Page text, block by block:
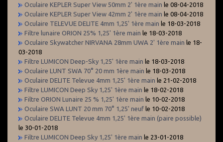
Oculaire KEPLER Super View 50mm 2' 1ère main le 08-04-2018
Oculaire KEPLER Super View 42mm 2' 1ère main le 08-04-2018
Oculaire TELEVUE DELITE 4mm 1,25' 1ère main le 18-03-2018
Filtre lunaire ORION 25% 1,25' 1ère main le 18-03-2018
Oculaire Skywatcher NIRVANA 28mm UWA 2' 1ère main le 18-
03-2018
Filtre LUMICON Deep-Sky 1,25' 1ère main le 18-03-2018
Oculaire LUNT SWA 70° 20 mm 1ère main le 18-03-2018
Oculaire DELITE Televue 4mm 1,25' 1ère main le 21-02-2018
Filtre LUMICON Deep Sky 1,25' 1ère main le 18-02-2018
Filtre ORION Lunaire 25 % 1,25' 1ère main le 10-02-2018
Oculaire SWA LUNT 20 mm 70° 1,25' neuf le 10-02-2018
Oculaire DELITE Televue 4mm 1,25' 1ère main (paire possible)
le 30-01-2018
Filtre LUMICON Deep Sky 1,25' 1ère main le 23-01-2018